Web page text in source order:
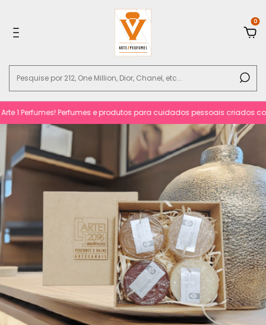
0
Perfumes! Perfumes e produtos para cuidados pessoais criados com